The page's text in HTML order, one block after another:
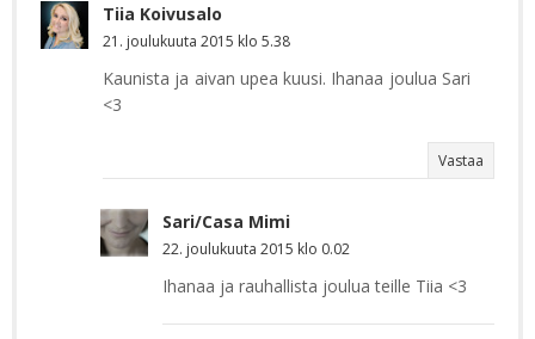
Tiia Koivusalo
21. joulukuuta 2015 klo 5.38
Kaunista ja aivan upea kuusi. Ihanaa joulua Sari
<3
Vastaa
Sari/Casa Mimi
22. joulukuuta 2015 klo 0.02
Ihanaa ja rauhallista joulua teille Tiia <3